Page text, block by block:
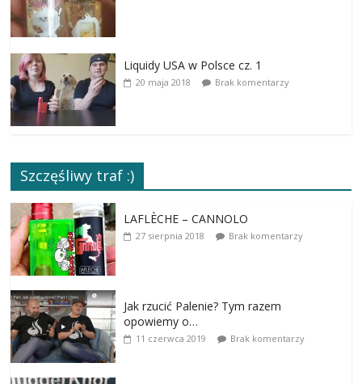
Liquidy USA w Polsce cz. 1
20 maja 2018 Brak komentarzy
Szczęśliwy traf :)
LAFLÈCHE – CANNOLO
27 sierpnia 2018 Brak komentarzy
Jak rzucić Palenie? Tym razem
opowiemy o…
11 czerwca 2019 Brak komentarzy